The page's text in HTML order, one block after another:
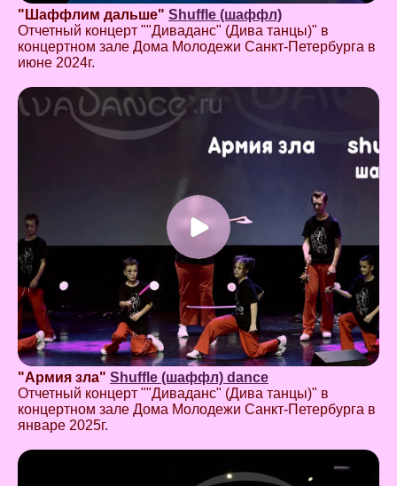
"Шаффлим дальше" Shuffle (шаффл)
Отчетный концерт ""Диваданс" (Дива танцы)" в
концертном зале Дома Молодежи Санкт-Петербурга в
июне 2024г.
"Армия зла" Shuffle (шаффл) dance
Отчетный концерт ""Диваданс" (Дива танцы)" в
концертном зале Дома Молодежи Санкт-Петербурга в
январе 2025г.